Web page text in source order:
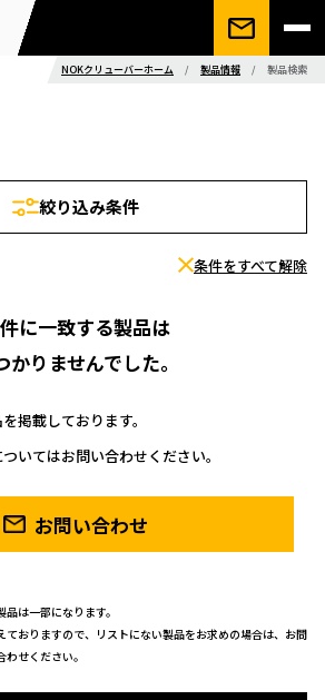
NOKクリューバーホーム / 製品情報 / 製品検索
絞り込み条件
条件をすべて解除
に一致する製品は
かりませんでした。
掲載しております。
いてはお問い合わせください。
お問い合わせ
は一部になります。
ておりますので、リストにない製品をお求めの場合は、お問
せください。